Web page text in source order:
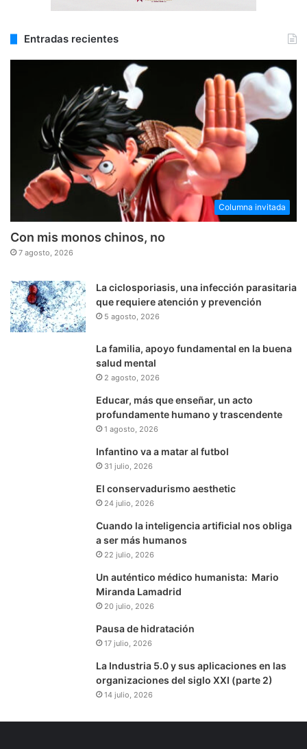
Entradas recientes
Columna invitada
Con mis monos chinos, no
7 agosto, 2026
La ciclosporiasis, una infección parasitaria
que requiere atención y prevención
5 agosto, 2026
La familia, apoyo fundamental en la buena
salud mental
2 agosto, 2026
Educar, más que enseñar, un acto
profundamente humano y trascendente
1 agosto, 2026
Infantino va a matar al futbol
31 julio, 2026
El conservadurismo aesthetic
24 julio, 2026
Cuando la inteligencia artificial nos obliga
a ser más humanos
22 julio, 2026
Un auténtico médico humanista: Mario
Miranda Lamadrid
20 julio, 2026
Pausa de hidratación
17 julio, 2026
La Industria 5.0 y sus aplicaciones en las
organizaciones del siglo XXI (parte 2)
14 julio, 2026